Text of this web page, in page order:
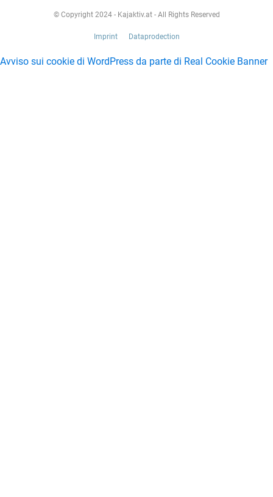
© Copyright 2024 - Kajaktiv.at - All Rights Reserved
Imprint Dataprodection
Avviso sui cookie di WordPress da parte di Real Cookie Banner